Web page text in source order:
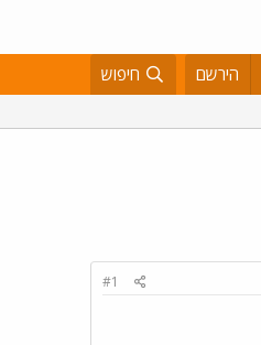
הירשם חיפוש
#1